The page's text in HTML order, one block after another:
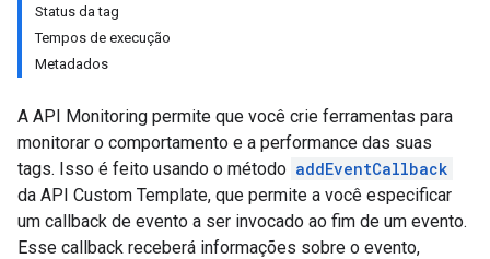
Status da tag
Tempos de execução
Metadados
A API Monitoring permite que você crie ferramentas para
monitorar o comportamento e a performance das suas
tags. Isso é feito usando o método addEventCallback
da API Custom Template, que permite a você especificar
um callback de evento a ser invocado ao fim de um evento.
Esse callback receberá informações sobre o evento,